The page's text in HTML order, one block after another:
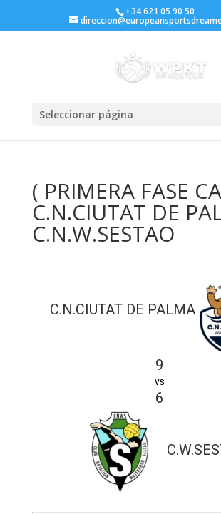
+34 621 05 90 50
Seleccionar página
( PRIMERA FASE
C.N.CIUTAT DE
C.N.W.SESTAO
C.N.CIUTAT DE PALMA
9
vs
6